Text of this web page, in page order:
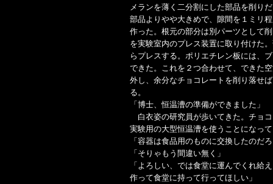
メランを薄く二分割にした部品を削り
部品よりやや大きめで、隙間を１ミリ
作った。根元の部分は別パーツとして
を実験室内のプレス装置に取り付けた
らプレスする。ポリエチレン板には、
できた。これを２つ合わせて、できた
外し、余分なチョコレートを削り落せ
る。
「博士、恒温漕の準備ができました」
白衣姿の研究員が歩いてきた。チョ
実験用の大型恒温漕を使うことになっ
「容器は食品用のものに交換したのだ
「そりゃもう間違い無く」
「よろしい、では食堂に運んでくれ給
作って食堂に持って行ってほしい」